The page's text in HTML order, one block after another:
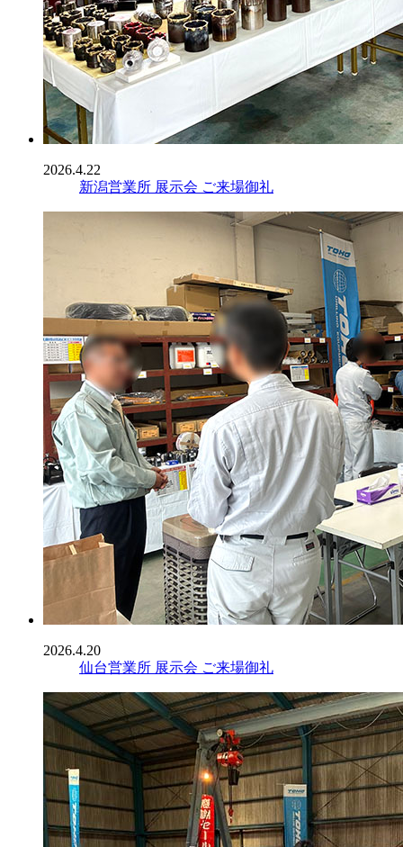
2026.4.22
新潟営業所 展示会 ご来場御礼
2026.4.20
仙台営業所 展示会 ご来場御礼